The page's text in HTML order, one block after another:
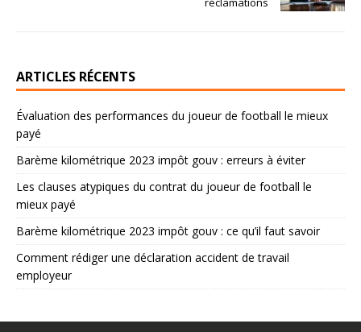
ARTICLES RÉCENTS
Évaluation des performances du joueur de football le mieux
payé
Barème kilométrique 2023 impôt gouv : erreurs à éviter
Les clauses atypiques du contrat du joueur de football le
mieux payé
Barème kilométrique 2023 impôt gouv : ce qu’il faut savoir
Comment rédiger une déclaration accident de travail
employeur